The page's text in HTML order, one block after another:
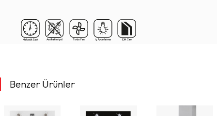
Benzer Ürünler